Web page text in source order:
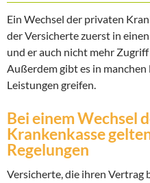
Ein Wechsel der privaten
der Versicherte zuerst in
und er auch nicht mehr
Außerdem gibt es in
Leistungen greifen.
Bei einem Wechsel
Krankenkasse
Regelungen
Versicherte, die ihren Vertrag